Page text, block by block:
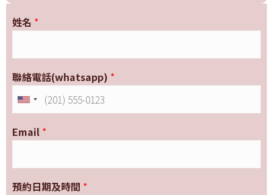
姓名 *
聯絡電話(whatsapp) *
Email *
預約日期及時間 *